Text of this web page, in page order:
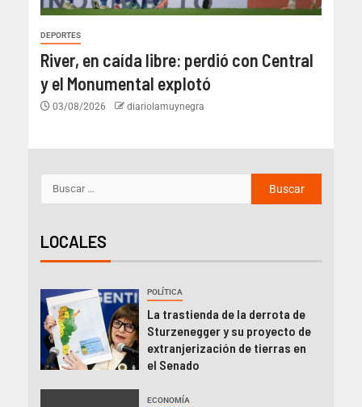
DEPORTES
River, en caída libre: perdió con Central
y el Monumental explotó
03/08/2026 diariolamuynegra
LOCALES
POLÍTICA
La trastienda de la derrota de
Sturzenegger y su proyecto de
extranjerización de tierras en
el Senado
ECONOMÍA